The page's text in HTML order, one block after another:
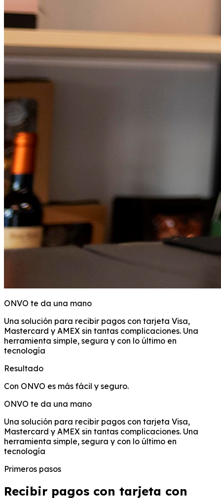
ONVO te da una mano
Una solución para recibir pagos con tarjeta Visa,
Mastercard y AMEX sin tantas complicaciones. Una
herramienta simple, segura y con lo último en
tecnología
Resultado
Con ONVO es más fácil y seguro.
ONVO te da una mano
Una solución para recibir pagos con tarjeta Visa,
Mastercard y AMEX sin tantas complicaciones. Una
herramienta simple, segura y con lo último en
tecnología
Primeros pasos
Recibir pagos con tarjeta con